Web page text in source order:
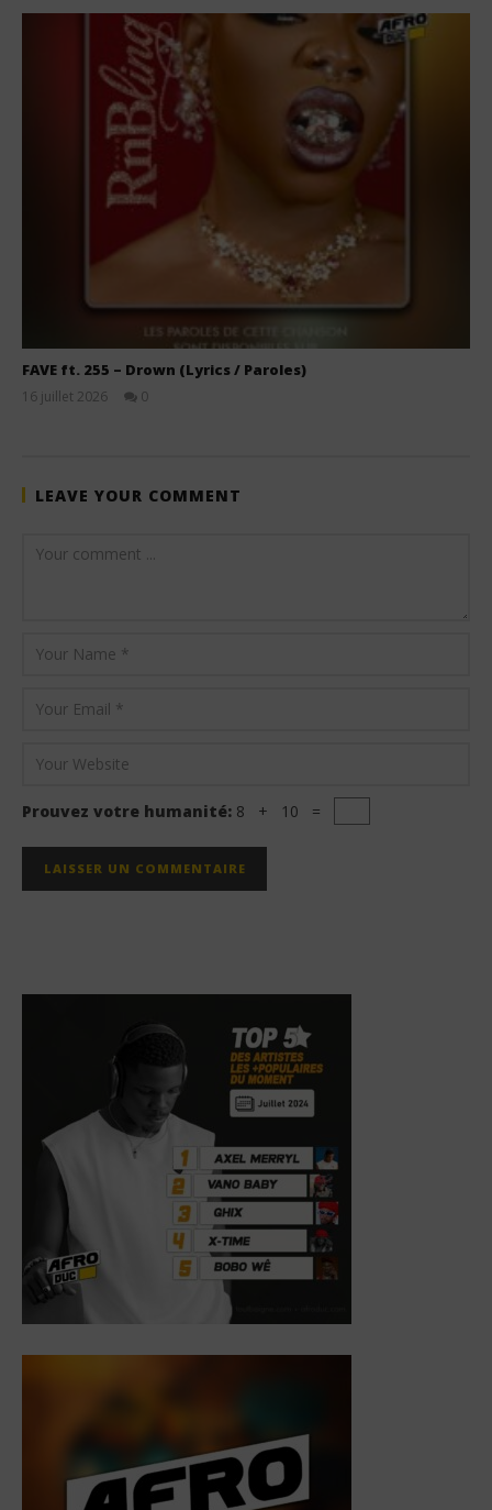
FAVE ft. 255 – Drown (Lyrics / Paroles)
16 juillet 2026
0
LEAVE YOUR COMMENT
Prouvez votre humanité: 8 + 10 =